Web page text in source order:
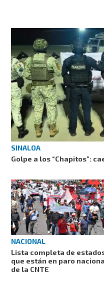
SINALOA
Golpe a los “Chapitos”:
NACIONAL
Lista completa de
que están en paro
de la CNTE